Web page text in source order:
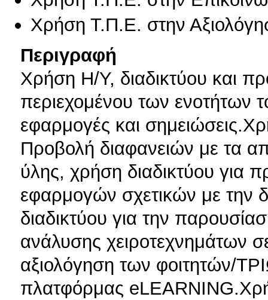
Χρήση Τ.Π.Ε. στην
Περιγραφή
Χρήση Η/Υ, διαδικτύου και
περιεχομένου των ενοτήτων
εφαρμογές και
Προβολή διαφανειών με τα
ύλης, χρήση διαδικτύου για
εφαρμογών σχετικών με την
διαδικτύου για την
ανάλυσης χειροτεχνημάτων
αξιολόγηση των φοιτητών/
πλατφόρμας